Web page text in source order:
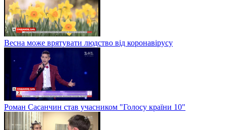
Весна може врятувати людство від коронавірусу
Роман Сасанчин став учасником "Голосу країни 10"